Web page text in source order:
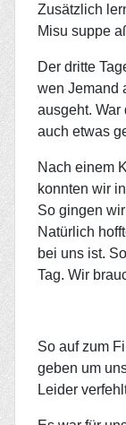
Zusätzlich
Misu suppe
Der dritte
wen Jemand
ausgeht. War
auch etwas
Nach einem
konnten wir
So gingen
Natürlich
bei uns ist.
Tag. Wir
So auf zum
geben um
Leider